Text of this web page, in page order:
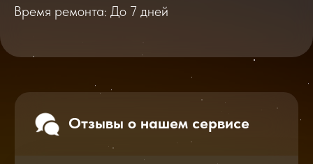
Время ремонта: До 7 дней
2026
2025
Перейти